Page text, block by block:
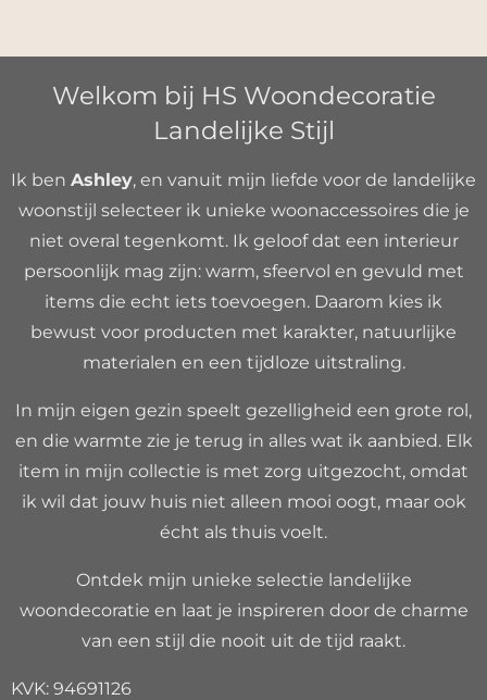
Welkom bij HS Woondecoratie
Landelijke Stijl
Ik ben Ashley, en vanuit mijn liefde voor de landelijke
woonstijl selecteer ik unieke woonaccessoires die je
niet overal tegenkomt. Ik geloof dat een interieur
persoonlijk mag zijn: warm, sfeervol en gevuld met
items die echt iets toevoegen. Daarom kies ik
bewust voor producten met karakter, natuurlijke
materialen en een tijdloze uitstraling.
In mijn eigen gezin speelt gezelligheid een grote rol,
en die warmte zie je terug in alles wat ik aanbied. Elk
item in mijn collectie is met zorg uitgezocht, omdat
ik wil dat jouw huis niet alleen mooi oogt, maar ook
écht als thuis voelt.
Ontdek mijn unieke selectie landelijke
woondecoratie en laat je inspireren door de charme
van een stijl die nooit uit de tijd raakt.
KVK: 94691126